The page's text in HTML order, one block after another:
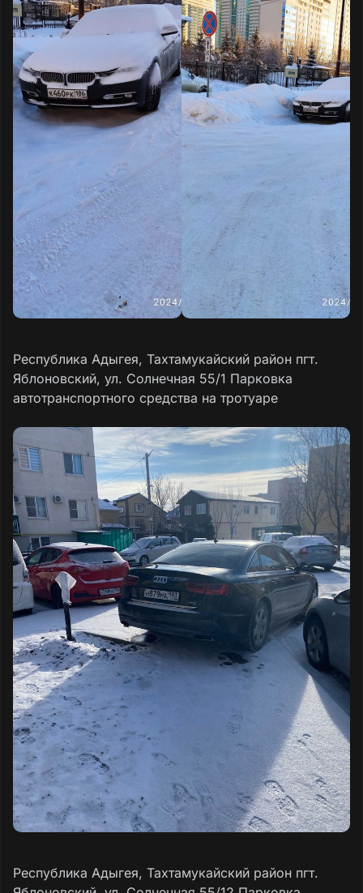
Республика Адыгея, Тахтамукайский район пгт.
Яблоновский, ул. Солнечная 55/1 Парковка
автотранспортного средства на тротуаре
Республика Адыгея, Тахтамукайский район пгт.